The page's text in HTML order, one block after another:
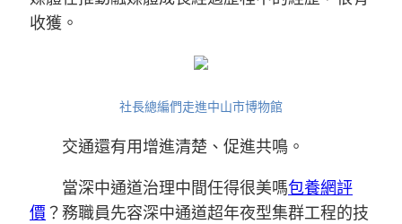
收獲。
社長總編們走進中山市博物館
交通還有用增進清楚、促進共鳴。
當深中通道治理中間任得很美嗎包養網評
價 ？務職員先容深中通道超年夜型集群工程的技